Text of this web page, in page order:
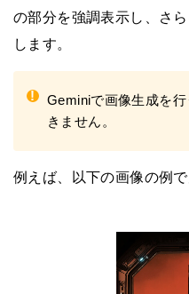
の部分を強調表示し、さ
します。
!
Geminiで画像生成を
きません。
例えば、以下の画像の例で